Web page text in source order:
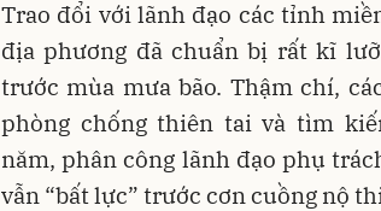
Trao đổi với lãnh đạo các tỉnh
địa phương đã chuẩn bị rất kĩ
trước mùa mưa bão. Thậm chí,
phòng chống thiên tai và tìm
năm, phân công lãnh đạo phụ
vẫn “bất lực” trước cơn cuồng nộ